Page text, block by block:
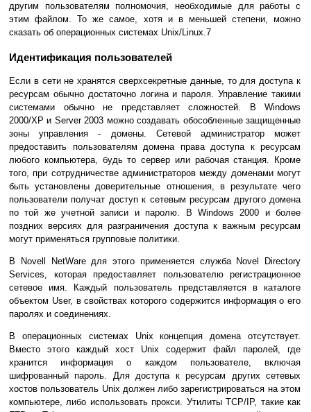
другим пользователям полномочия, необходимые для работы с
этим файлом. То же самое, хотя и в меньшей степени, можно
сказать об операционных системах Unix/Linux.7
Идентификация пользователей
Если в сети не хранятся сверхсекретные данные, то для доступа к
ресурсам обычно достаточно логина и пароля. Управление такими
системами обычно не представляет сложностей. В Windows
2000/XP и Server 2003 можно создавать обособленные защищенные
зоны управления - домены. Сетевой администратор может
предоставить пользователям домена права доступа к ресурсам
любого компьютера, будь то сервер или рабочая станция. Кроме
того, при сотрудничестве администраторов между доменами могут
быть установлены доверительные отношения, в результате чего
пользователи получат доступ к сетевым ресурсам другого домена
по той же учетной записи и паролю. В Windows 2000 и более
поздних версиях для разграничения доступа к важным ресурсам
могут применяться групповые политики.
В Novell NetWare для этого применяется служба Novel Directory
Services, которая предоставляет пользователю регистрационное
сетевое имя. Каждый пользователь представляется в каталоге
объектом User, в свойствах которого содержится информация о его
паролях и соединениях.
В операционных системах Unix концепция домена отсутствует.
Вместо этого каждый хост Unix содержит файл паролей, где
хранится информация о каждом пользователе, включая
шифрованный пароль. Для доступа к ресурсам других сетевых
хостов пользователь Unix должен либо зарегистрироваться на этом
компьютере, либо использовать прокси. Утилиты TCP/IP, такие как